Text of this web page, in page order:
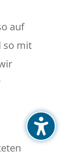
auf
so mit